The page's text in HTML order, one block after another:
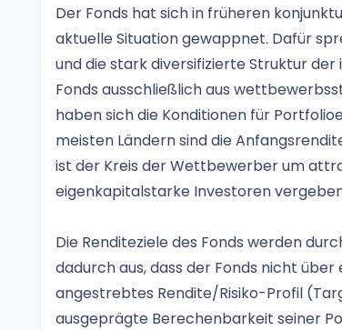
Der Fonds hat sich in früheren
aktuelle Situation gewappnet. Dafür
und die stark diversifizierte Struktur
Fonds ausschließlich aus
haben sich die Konditionen für
meisten Ländern sind die
ist der Kreis der Wettbewerber um
eigenkapitalstarke Investoren
Die Renditeziele des Fonds werden
dadurch aus, dass der Fonds nicht
angestrebtes Rendite/Risiko-Profil
ausgeprägte Berechenbarkeit seiner